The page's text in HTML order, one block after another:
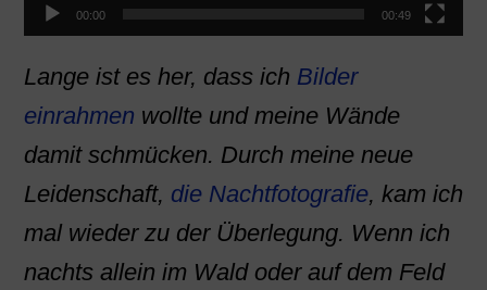
00:00 00:49
Lange ist es her, dass ich Bilder
einrahmen wollte und meine Wände
damit schmücken. Durch meine neue
Leidenschaft, die Nachtfotografie, kam ich
mal wieder zu der Überlegung. Wenn ich
nachts allein im Wald oder auf dem Feld